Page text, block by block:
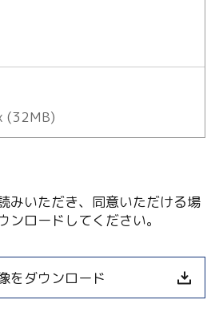
(32MB)
みいただき、同意いただける場
ンロードしてください。
をダウンロード